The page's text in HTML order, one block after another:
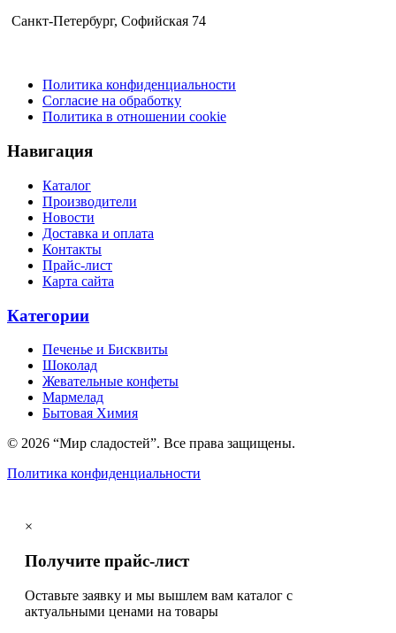
Санкт-Петербург​, Софийская 74
Политика конфиденциальности
Согласие на обработку
Политика в отношении cookie
Навигация
Каталог
Производители
Новости
Доставка и оплата
Контакты
Прайс-лист
Карта сайта
Категории
Печенье и Бисквиты
Шоколад
Жевательные конфеты
Мармелад
Бытовая Химия
© 2026 “Мир сладостей”. Все права защищены.
Политика конфиденциальности
×
Получите прайс-лист
Оставьте заявку и мы вышлем вам каталог с
актуальными ценами на товары